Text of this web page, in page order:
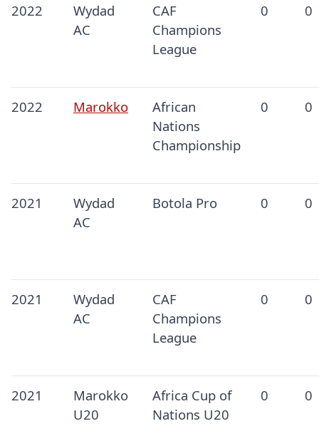
2022
Wydad
AC
CAF
Champions
League
0 0
2022 Marokko
African
Nations
Championship
0 0
2021
Wydad
AC
Botola Pro 0 0
2021
Wydad
AC
CAF
Champions
League
0 0
2021
Marokko
U20
Africa Cup of
Nations U20
0 0